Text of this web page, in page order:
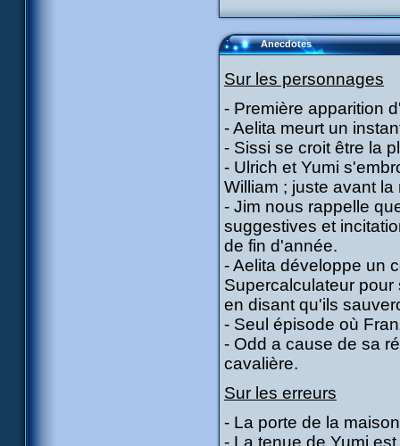
Anecdotes
Sur les personnages
- Première apparition
- Aelita meurt un
- Sissi se croit être la
- Ulrich et Yumi
William ; juste avant la
- Jim nous rappelle
suggestives et
de fin d'année.
- Aelita développe un
Supercalculateur
en disant qu'ils
- Seul épisode où
- Odd a cause de sa
cavalière.
Sur les erreurs
- La porte de la
- La tenue de Yumi